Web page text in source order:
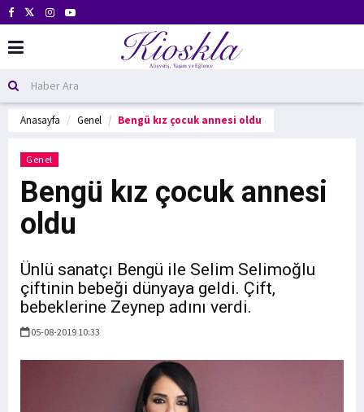
Anasayfa Genel Bengü kız çocuk annesi oldu
Genel
Bengü kız çocuk annesi
oldu
Ünlü sanatçı Bengü ile Selim Selimoğlu
çiftinin bebeği dünyaya geldi. Çift,
bebeklerine Zeynep adını verdi.
05-08-2019 10:33